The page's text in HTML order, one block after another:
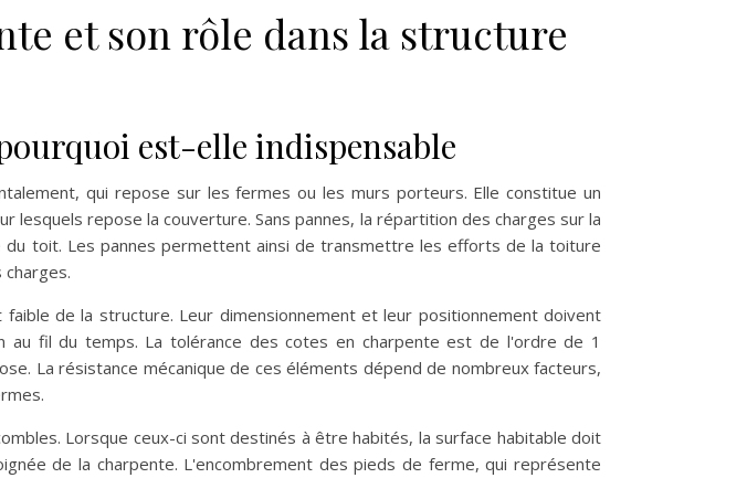
et son rôle dans la structure
est-elle indispensable
qui repose sur les fermes ou les murs porteurs. Elle constitue un
repose la couverture. Sans pannes, la répartition des charges sur la
toit. Les pannes permettent ainsi de transmettre les efforts de la toiture
de la structure. Leur dimensionnement et leur positionnement doivent
fil du temps. La tolérance des cotes en charpente est de l'ordre de 1
La résistance mécanique de ces éléments dépend de nombreux facteurs,
Lorsque ceux-ci sont destinés à être habités, la surface habitable doit
de la charpente. L'encombrement des pieds de ferme, qui représente